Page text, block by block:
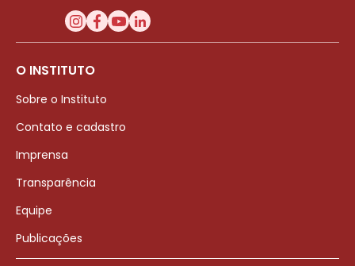
O INSTITUTO
Sobre o Instituto
Contato e cadastro
Imprensa
Transparência
Equipe
Publicações